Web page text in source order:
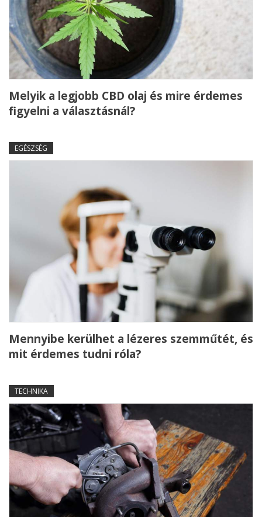
Melyik a legjobb CBD olaj és mire érdemes
figyelni a választásnál?
EGÉSZSÉG
Mennyibe kerülhet a lézeres szemműtét, és
mit érdemes tudni róla?
TECHNIKA